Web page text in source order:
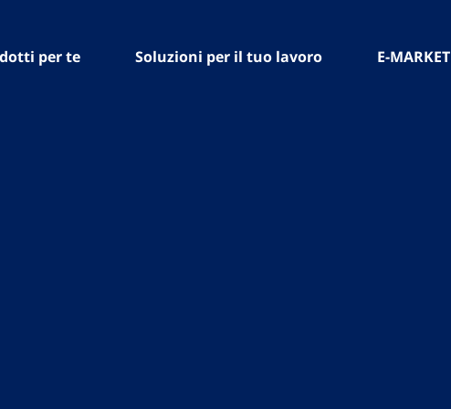
per te Soluzioni per il tuo lavoro E-MARKET